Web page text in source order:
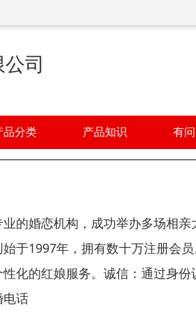
司
品分类 产品知识 有
的婚恋机构，成功举办多场相
于1997年，拥有数十万注册会
化的红娘服务。诚信：通过身
电话